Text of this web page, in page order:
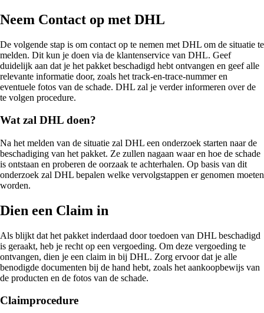
Neem Contact op met DHL
De volgende stap is om contact op te nemen met DHL om de situatie te
melden. Dit kun je doen via de klantenservice van DHL. Geef
duidelijk aan dat je het pakket beschadigd hebt ontvangen en geef alle
relevante informatie door, zoals het track-en-trace-nummer en
eventuele fotos van de schade. DHL zal je verder informeren over de
te volgen procedure.
Wat zal DHL doen?
Na het melden van de situatie zal DHL een onderzoek starten naar de
beschadiging van het pakket. Ze zullen nagaan waar en hoe de schade
is ontstaan en proberen de oorzaak te achterhalen. Op basis van dit
onderzoek zal DHL bepalen welke vervolgstappen er genomen moeten
worden.
Dien een Claim in
Als blijkt dat het pakket inderdaad door toedoen van DHL beschadigd
is geraakt, heb je recht op een vergoeding. Om deze vergoeding te
ontvangen, dien je een claim in bij DHL. Zorg ervoor dat je alle
benodigde documenten bij de hand hebt, zoals het aankoopbewijs van
de producten en de fotos van de schade.
Claimprocedure